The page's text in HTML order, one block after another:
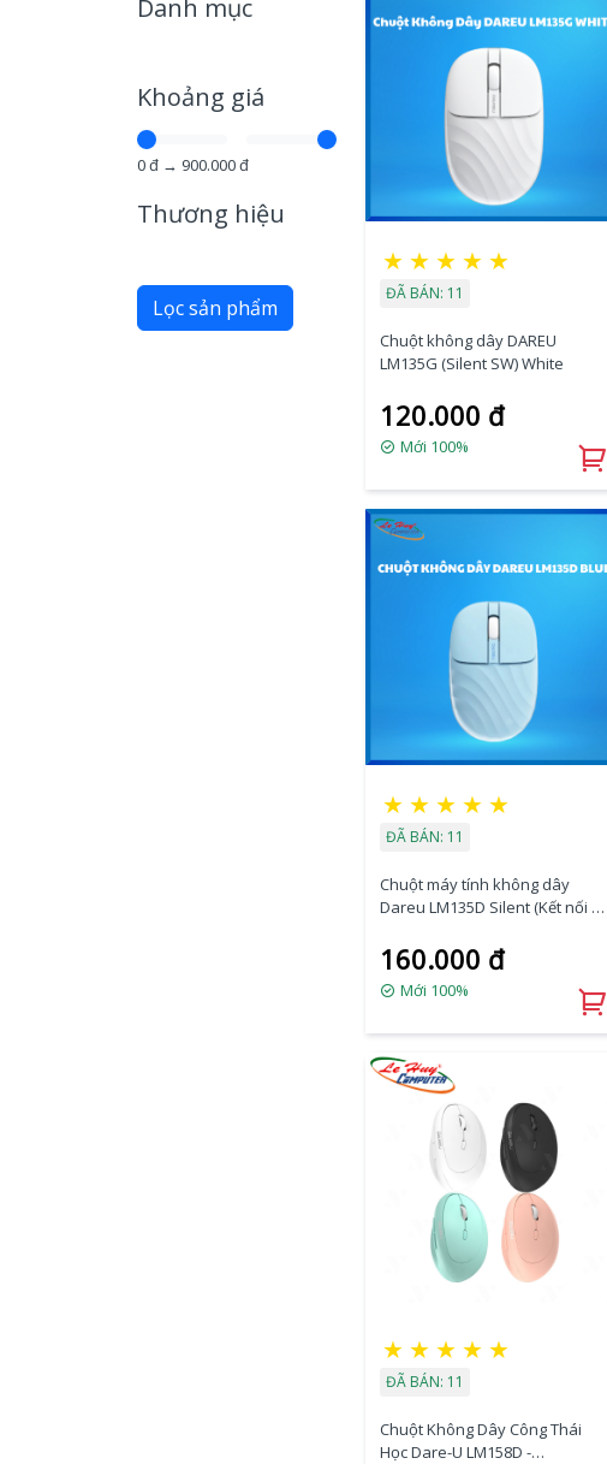
Danh mục
Khoảng giá
0đ → 900.000đ
Thương hiệu
Lọc sản phẩm
★ ★ ★ ★ ★
ĐÃ BÁN: 11
Chuột không dây DAREU
LM135G (Silent SW) White
120.000 đ
Mới 100%
★ ★ ★ ★ ★
ĐÃ BÁN: 11
Chuột máy tính không dây
Dareu LM135D Silent (Kết nối –
Xanh
160.000 đ
Mới 100%
★ ★ ★ ★ ★
ĐÃ BÁN: 11
Chuột Không Dây Công Thái
Học Dare-U LM158D -